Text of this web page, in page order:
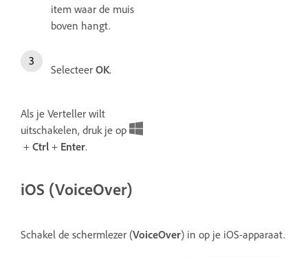
item waar de muis
boven hangt.
Selecteer OK.
Als je Verteller wilt
uitschakelen, druk je op
+ Ctrl + Enter.
iOS (VoiceOver)
Schakel de schermlezer (VoiceOver) in op je iOS-apparaat.